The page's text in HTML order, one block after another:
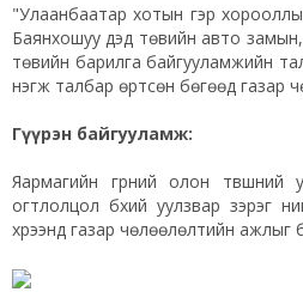
"Улаанбаатар хотын гэр
Баянхошуу дэд төвийн авто замын,
төвийн барилга байгууламжийн
нэгж талбар өртсөн бөгөөд газар
Гүүрэн байгууламж:
Яармагийн гүүрний олон
огтлолцол бүхий уулзвар зэрэг
хүрээнд газар чөлөөлөлтийн ажлыг